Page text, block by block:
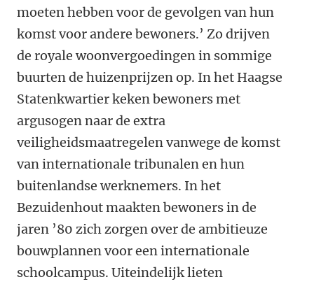
moeten hebben voor de gevolgen van hun
komst voor andere bewoners.’ Zo drijven
de royale woonvergoedingen in sommige
buurten de huizenprijzen op. In het Haagse
Statenkwartier keken bewoners met
argusogen naar de extra
veiligheidsmaatregelen vanwege de komst
van internationale tribunalen en hun
buitenlandse werknemers. In het
Bezuidenhout maakten bewoners in de
jaren ’80 zich zorgen over de ambitieuze
bouwplannen voor een internationale
schoolcampus. Uiteindelijk lieten